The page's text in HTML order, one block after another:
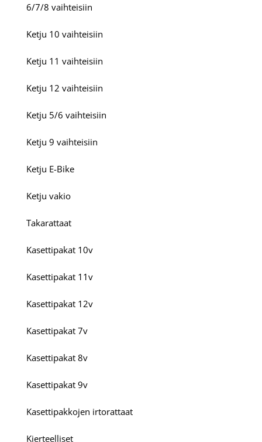
6/7/8 vaihteisiin
Ketju 10 vaihteisiin
Ketju 11 vaihteisiin
Ketju 12 vaihteisiin
Ketju 5/6 vaihteisiin
Ketju 9 vaihteisiin
Ketju E-Bike
Ketju vakio
Takarattaat
Kasettipakat 10v
Kasettipakat 11v
Kasettipakat 12v
Kasettipakat 7v
Kasettipakat 8v
Kasettipakat 9v
Kasettipakkojen irtorattaat
Kierteelliset